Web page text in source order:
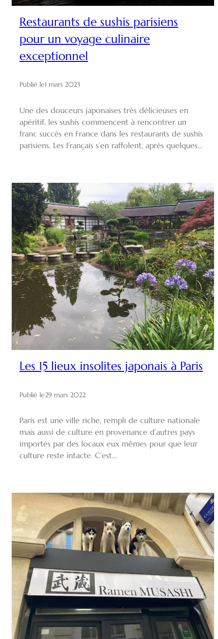
Restaurants de sushis parisiens
pour un voyage culinaire
exceptionnel
Publié le1 mars 2023
Une des douceurs japonaises très délicieuses en
apéritif, les sushis commencent à rencontrer un
franc succès en France dans les restaurants de sushis
parisiens. Les Français s’en raffolent, après quelques…
Les 15 lieux insolites japonais à Paris
Publié le29 mars 2022
Paris est une ville riche, rempli de culture nationale
mais aussi de culture en provenance d’autres pays
importés par des locaux eux mêmes pour que leur
culture reste intacte. C’est…